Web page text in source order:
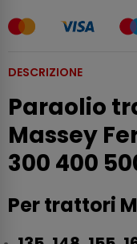
DESCRIZIONE
Paraolio
Massey
300 400
Per trattori